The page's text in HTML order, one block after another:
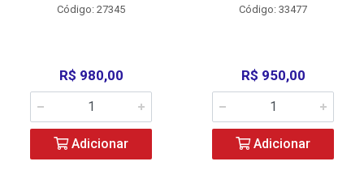
Código: 27345
R$ 980,00
Adicionar
Código: 33477
R$ 950,00
Adicionar